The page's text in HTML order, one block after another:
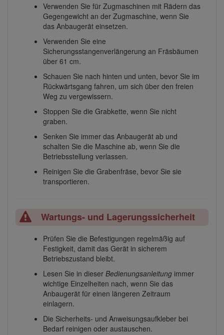
Verwenden Sie für Zugmaschinen mit Rädern das
Gegengewicht an der Zugmaschine, wenn Sie
das Anbaugerät einsetzen.
Verwenden Sie eine
Sicherungsstangenverlängerung an Fräsbäumen
über 61 cm.
Schauen Sie nach hinten und unten, bevor Sie im
Rückwärtsgang fahren, um sich über den freien
Weg zu vergewissern.
Stoppen Sie die Grabkette, wenn Sie nicht
graben.
Senken Sie immer das Anbaugerät ab und
schalten Sie die Maschine ab, wenn Sie die
Betriebsstellung verlassen.
Reinigen Sie die Grabenfräse, bevor Sie sie
transportieren.
Wartungs- und Lagerungssicherheit
Prüfen Sie die Befestigungen regelmäßig auf
Festigkeit, damit das Gerät in sicherem
Betriebszustand bleibt.
Lesen Sie in dieser Bedienungsanleitung immer
wichtige Einzelheiten nach, wenn Sie das
Anbaugerät für einen längeren Zeitraum
einlagern.
Die Sicherheits- und Anweisungsaufkleber bei
Bedarf reinigen oder austauschen.